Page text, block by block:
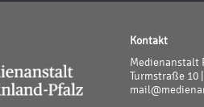
Kontakt
Medienanstalt
Turmstraße 10